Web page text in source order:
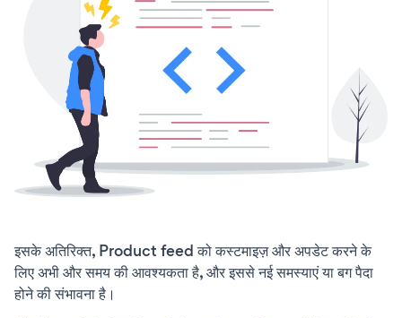
इसके अतिरिक्त, Product feed को कस्टमाइज़ और अपडेट करने के
लिए अभी और समय की आवश्यकता है, और इससे नई समस्याएं या बग पैदा
होने की संभावना है।